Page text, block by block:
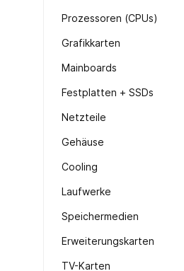
Prozessoren (CPUs)
Grafikkarten
Mainboards
Festplatten + SSDs
Netzteile
Gehäuse
Cooling
Laufwerke
Speichermedien
Erweiterungskarten
TV-Karten